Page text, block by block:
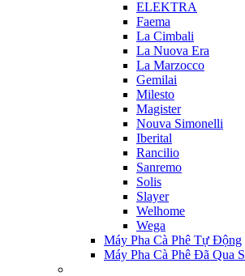
ELEKTRA
Faema
La Cimbali
La Nuova Era
La Marzocco
Gemilai
Milesto
Magister
Nouva Simonelli
Iberital
Rancilio
Sanremo
Solis
Slayer
Welhome
Wega
Máy Pha Cà Phê Tự Động
Máy Pha Cà Phê Đã Qua